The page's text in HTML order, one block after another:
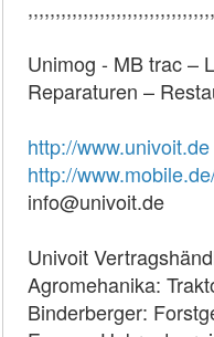
Unimog - MB trac –
Reparaturen –
http://www.univoit.de
http://
info@univoit.de
Univoit
Agromehanika:
Binderberger: